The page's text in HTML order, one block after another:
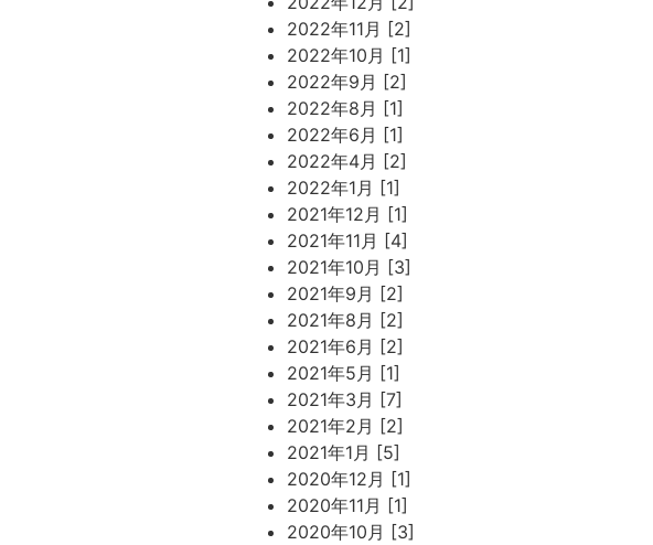
2022年11月 [2]
2022年10月 [1]
2022年9月 [2]
2022年8月 [1]
2022年6月 [1]
2022年4月 [2]
2022年1月 [1]
2021年12月 [1]
2021年11月 [4]
2021年10月 [3]
2021年9月 [2]
2021年8月 [2]
2021年6月 [2]
2021年5月 [1]
2021年3月 [7]
2021年2月 [2]
2021年1月 [5]
2020年12月 [1]
2020年11月 [1]
2020年10月 [3]